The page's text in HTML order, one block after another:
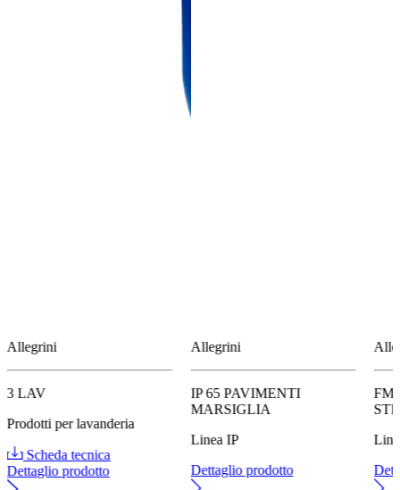
Allegrini
3 LAV
Prodotti per lavanderia
Scheda tecnica
Dettaglio prodotto
Allegrini
IP 65 PAVIMENTI
MARSIGLIA
Linea IP
Dettaglio prodotto
FM